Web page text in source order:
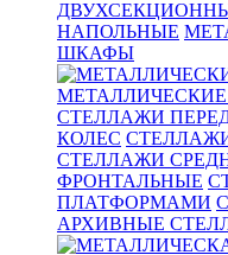
НАПОЛЬНЫЕ
ШКАФЫ
СТЕЛЛАЖИ
КОЛЕС
СТЕЛЛАЖИ
ФРОНТАЛЬНЫЕ
ПЛАТФОРМАМИ
АРХИВНЫЕ